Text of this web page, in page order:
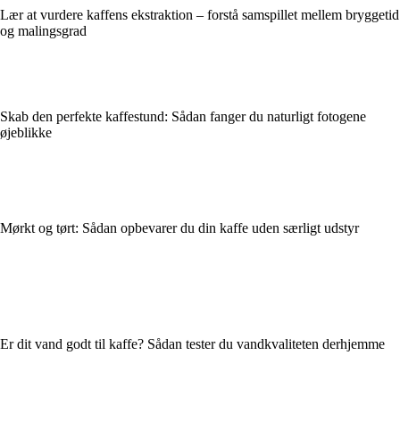
Lær at vurdere kaffens ekstraktion – forstå samspillet mellem bryggetid
og malingsgrad
Skab den perfekte kaffestund: Sådan fanger du naturligt fotogene
øjeblikke
Mørkt og tørt: Sådan opbevarer du din kaffe uden særligt udstyr
Er dit vand godt til kaffe? Sådan tester du vandkvaliteten derhjemme